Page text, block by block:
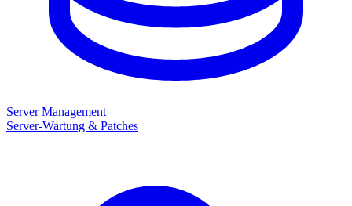
Server Management
Server-Wartung & Patches